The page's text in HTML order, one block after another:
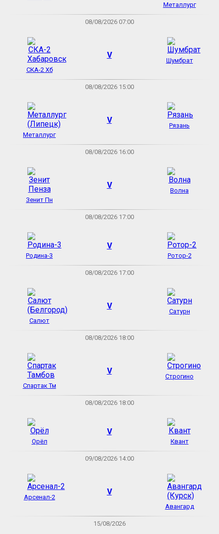
Металлург
08/08/2026 07:00
СКА-2 Хб
V
Шумбрат
08/08/2026 15:00
Металлург
V
Рязань
08/08/2026 16:00
Зенит Пн
V
Волна
08/08/2026 17:00
Родина-3
V
Ротор-2
08/08/2026 17:00
Салют
V
Сатурн
08/08/2026 18:00
Спартак Тм
V
Строгино
08/08/2026 18:00
Орёл
V
Квант
09/08/2026 14:00
Арсенал-2
V
Авангард
15/08/2026